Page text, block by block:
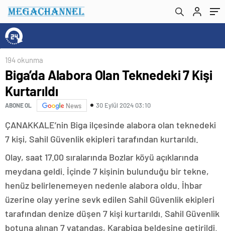
194 okunma
Biga’da Alabora Olan Teknedeki 7 Kişi
Kurtarıldı
ABONE OL News 30 Eylül 2024 03:10
ÇANAKKALE’nin Biga ilçesinde alabora olan teknedeki
7 kişi, Sahil Güvenlik ekipleri tarafından kurtarıldı.
Olay, saat 17.00 sıralarında Bozlar köyü açıklarında
meydana geldi. İçinde 7 kişinin bulunduğu bir tekne,
henüz belirlenemeyen nedenle alabora oldu. İhbar
üzerine olay yerine sevk edilen Sahil Güvenlik ekipleri
tarafından denize düşen 7 kişi kurtarıldı. Sahil Güvenlik
botuna alınan 7 vatandaş, Karabiga beldesine getirildi.